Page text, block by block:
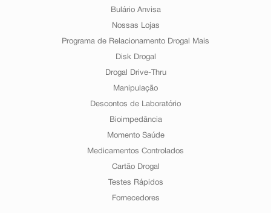
Bulário Anvisa
Nossas Lojas
Programa de Relacionamento Drogal Mais
Disk Drogal
Drogal Drive-Thru
Manipulação
Descontos de Laboratório
Bioimpedância
Momento Saúde
Medicamentos Controlados
Cartão Drogal
Testes Rápidos
Fornecedores